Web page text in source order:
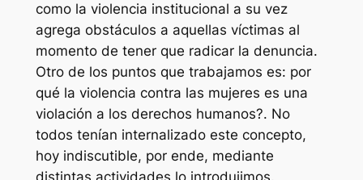
como la violencia institucional a su vez
agrega obstáculos a aquellas víctimas al
momento de tener que radicar la denuncia.
Otro de los puntos que trabajamos es: por
qué la violencia contra las mujeres es una
violación a los derechos humanos?. No
todos tenían internalizado este concepto,
hoy indiscutible, por ende, mediante